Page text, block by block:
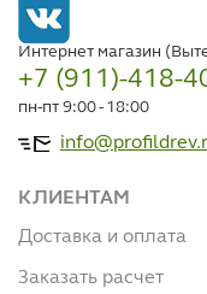
Интернет магазин
+7 (911)-418-
пн-пт 9:00 - 18:00
КЛИЕНТАМ
Доставка и оплата
Заказать расчет